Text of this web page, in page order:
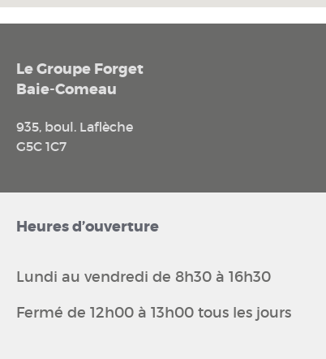
Le Groupe Forget
Baie-Comeau
935, boul. Laflèche
G5C 1C7
Heures d’ouverture
Lundi au vendredi de 8h30 à 16h30
Fermé de 12h00 à 13h00 tous les jours